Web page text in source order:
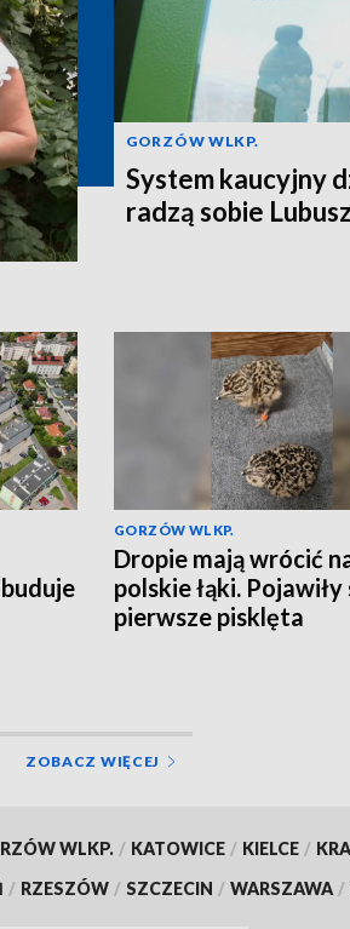
GORZÓW WLKP.
System kaucyjny
radzą sobie
GORZÓW WLKP.
Dropie mają wrócić
polskie łąki. Pojawiły
pierwsze pisklęta
ZOBACZ WIĘCEJ
WLKP. / KATOWICE / KIELCE /
/ RZESZÓW / SZCZECIN / WARSZAWA /